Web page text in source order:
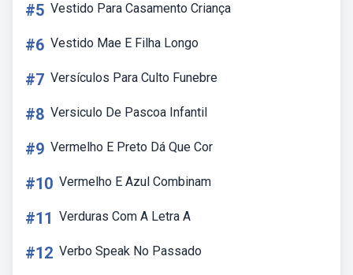
#5 Vestido Para Casamento Criança
#6 Vestido Mae E Filha Longo
#7 Versículos Para Culto Funebre
#8 Versiculo De Pascoa Infantil
#9 Vermelho E Preto Dá Que Cor
#10 Vermelho E Azul Combinam
#11 Verduras Com A Letra A
#12 Verbo Speak No Passado